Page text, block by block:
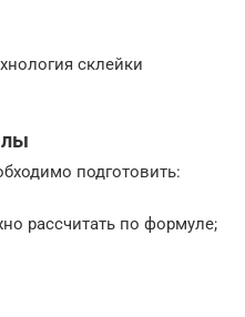
склейки
подготовить:
рассчитать по формуле;